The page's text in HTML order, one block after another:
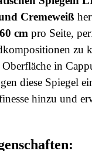
Cremeweiß
60 cm pro Seite,
zu
in
diese Spiegel
hinzu und